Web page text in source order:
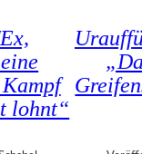
Z
A
R
T
D
O
U
lohnt“